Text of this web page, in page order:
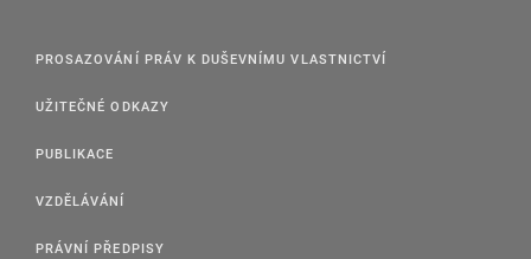
PROSAZOVÁNÍ PRÁV K DUŠEVNÍMU VLASTNICTVÍ
UŽITEČNÉ ODKAZY
PUBLIKACE
VZDĚLÁVÁNÍ
PRÁVNÍ PŘEDPISY